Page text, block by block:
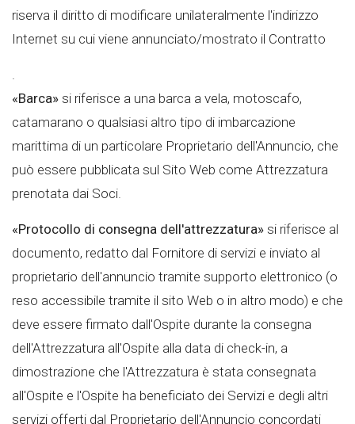
riserva il diritto di modificare unilateralmente l'indirizzo
Internet su cui viene annunciato/mostrato il Contratto
«Barca» si riferisce a una barca a vela, motoscafo,
catamarano o qualsiasi altro tipo di imbarcazione
marittima di un particolare Proprietario dell'Annuncio, che
può essere pubblicata sul Sito Web come Attrezzatura
prenotata dai Soci.
«Protocollo di consegna dell'attrezzatura» si riferisce al
documento, redatto dal Fornitore di servizi e inviato al
proprietario dell'annuncio tramite supporto elettronico (o
reso accessibile tramite il sito Web o in altro modo) e che
deve essere firmato dall'Ospite durante la consegna
dell'Attrezzatura all'Ospite alla data di check-in, a
dimostrazione che l'Attrezzatura è stata consegnata
all'Ospite e l'Ospite ha beneficiato dei Servizi e degli altri
servizi offerti dal Proprietario dell'Annuncio concordati